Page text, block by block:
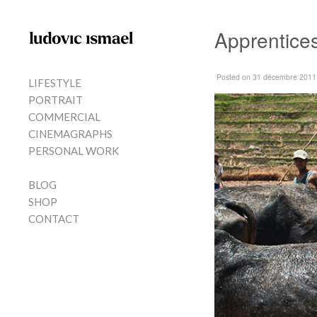
LIFESTYLE
PORTRAIT
COMMERCIAL
CINEMAGRAPHS
PERSONAL WORK
BLOG
SHOP
CONTACT
Posted on 31 décembre 2011